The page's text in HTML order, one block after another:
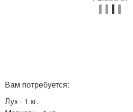
Вам потребуется:
Лук - 1 кг.